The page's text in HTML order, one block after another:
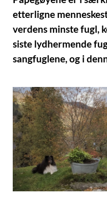
etterligne
verdens minste fugl,
siste lydhermende
sangfuglene, og i